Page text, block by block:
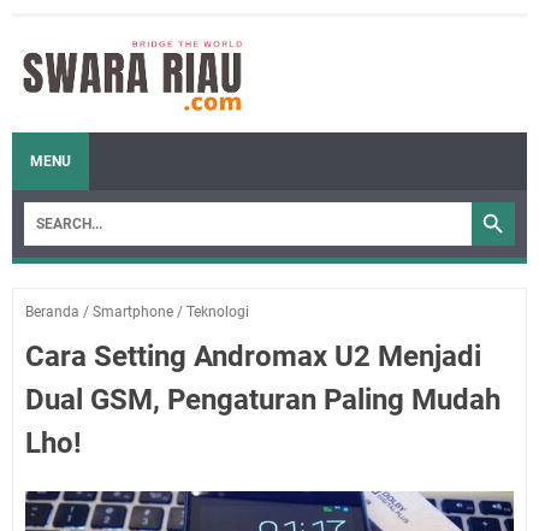
MENU
Beranda / Smartphone / Teknologi
Cara Setting Andromax U2 Menjadi
Dual GSM, Pengaturan Paling Mudah
Lho!